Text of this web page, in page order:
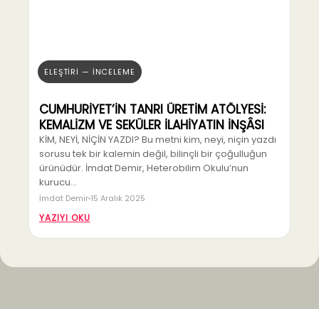
ELEŞTİRİ — İNCELEME
CUMHURİYET’İN TANRI ÜRETİM ATÖLYESİ:
KEMALİZM VE SEKÜLER İLAHİYATIN İNŞÂSI
KİM, NEYİ, NİÇİN YAZDI? Bu metni kim, neyi, niçin yazdı
sorusu tek bir kalemin değil, bilinçli bir çoğulluğun
ürünüdür. İmdat Demir, Heterobilim Okulu’nun
kurucu…
İmdat Demir 15 Aralık 2025
YAZIYI OKU